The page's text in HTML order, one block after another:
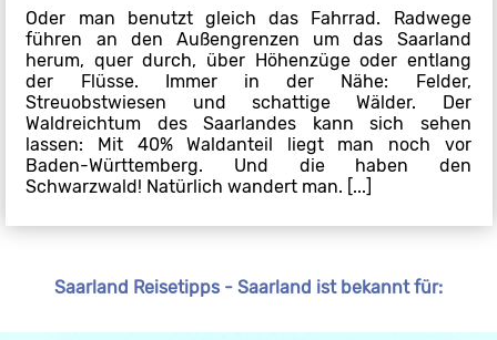
Oder man benutzt gleich das Fahrrad. Radwege
führen an den Außengrenzen um das Saarland
herum, quer durch, über Höhenzüge oder entlang
der Flüsse. Immer in der Nähe: Felder,
Streuobstwiesen und schattige Wälder. Der
Waldreichtum des Saarlandes kann sich sehen
lassen: Mit 40% Waldanteil liegt man noch vor
Baden-Württemberg. Und die haben den
Schwarzwald! Natürlich wandert man. [...]
Saarland Reisetipps - Saarland ist bekannt für: